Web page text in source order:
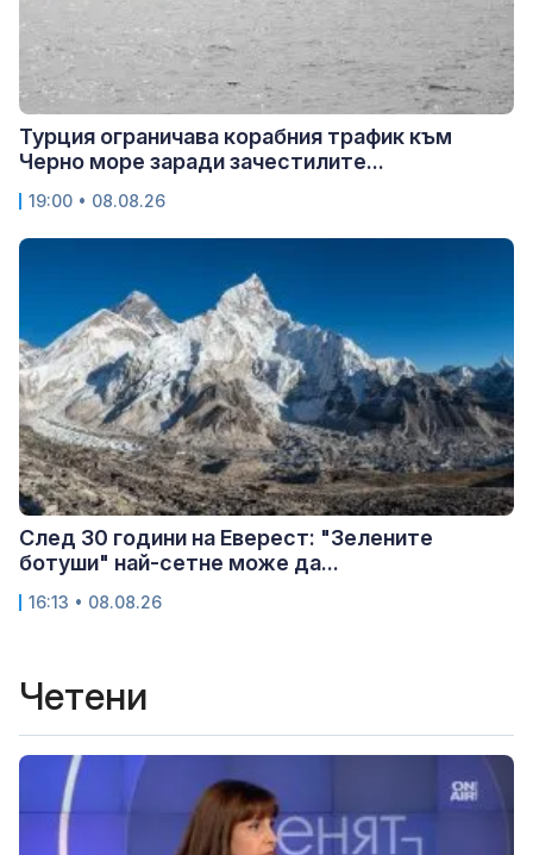
Турция ограничава корабния трафик към
Черно море заради зачестилите...
19:00 • 08.08.26
След 30 години на Еверест: "Зелените
ботуши" най-сетне може да...
16:13 • 08.08.26
Четени